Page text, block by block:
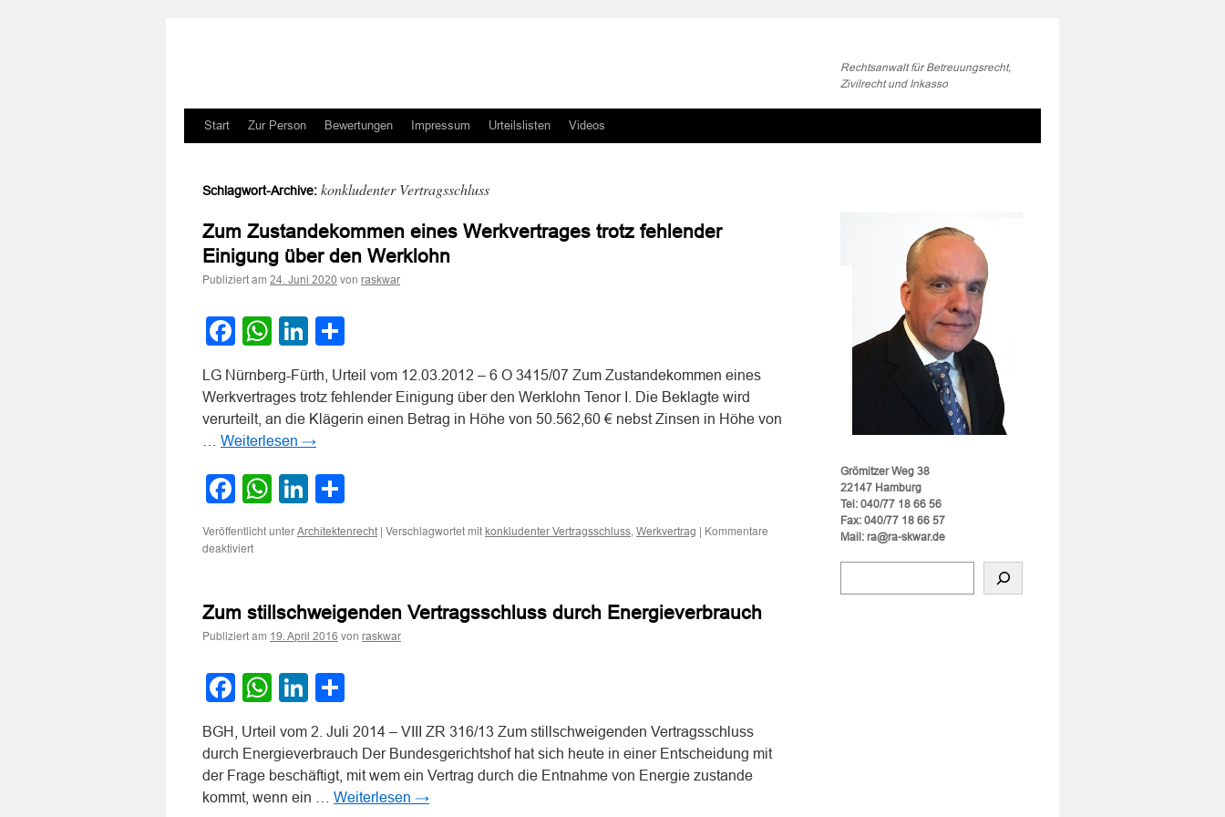
Rechtsanwalt für Betreuungsrecht,
Zivilrecht und Inkasso
Zum
springen
Start Zur Person Bewertungen Impressum Urteilslisten Videos
Schlagwort-Archive: konkludenter Vertragsschluss
Zum Zustandekommen eines Werkvertrages trotz fehlender
Einigung über den Werklohn
Publiziert am 24. Juni 2020 von raskwar
Facebook
WhatsApp
LinkedIn
LG Nürnberg-Fürth, Urteil vom 12.03.2012 – 6 O 3415/07 Zum Zustandekommen eines
Werkvertrages trotz fehlender Einigung über den Werklohn Tenor I. Die Beklagte wird
verurteilt, an die Klägerin einen Betrag in Höhe von 50.562,60 € nebst Zinsen in Höhe von
Weiterlesen →
Facebook
WhatsApp
LinkedIn
Veröffentlicht unter Architektenrecht | Verschlagwortet mit konkludenter Vertragsschluss, Werkvertrag | Kommentare
deaktiviertfür
Werkvertrages
trotz
fehlender
über
den
Zum stillschweigenden Vertragsschluss durch Energieverbrauch
Publiziert am 19. April 2016 von raskwar
Facebook
WhatsApp
LinkedIn
BGH, Urteil vom 2. Juli 2014 – VIII ZR 316/13 Zum stillschweigenden Vertragsschluss
durch Energieverbrauch Der Bundesgerichtshof hat sich heute in einer Entscheidung mit
der Frage beschäftigt, mit wem ein Vertrag durch die Entnahme von Energie zustande
kommt, wenn ein … Weiterlesen →
Grömitzer Weg 38
22147 Hamburg
Tel: 040/77 18 66 56
Fax: 040/77 18 66 57
Mail: ra@ra-skwar.de